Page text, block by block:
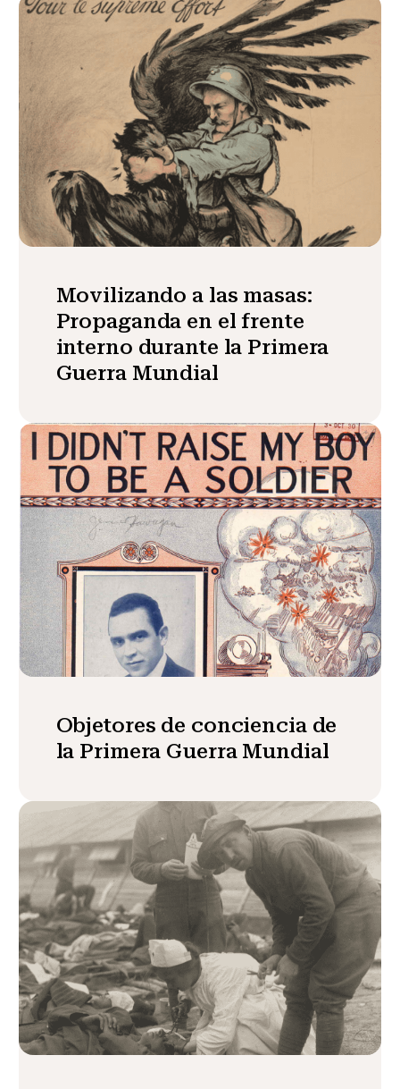
Movilizando a las masas:
Propaganda en el frente
interno durante la Primera
Guerra Mundial
Objetores de conciencia de
la Primera Guerra Mundial